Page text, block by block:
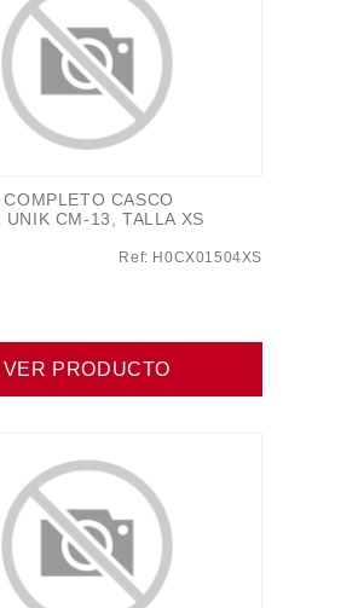
CASCO
UNIK CM-13, TALLA XS
Ref: H0CX01504XS
VER PRODUCTO